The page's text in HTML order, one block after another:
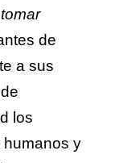
tomar
de
a sus
los
y